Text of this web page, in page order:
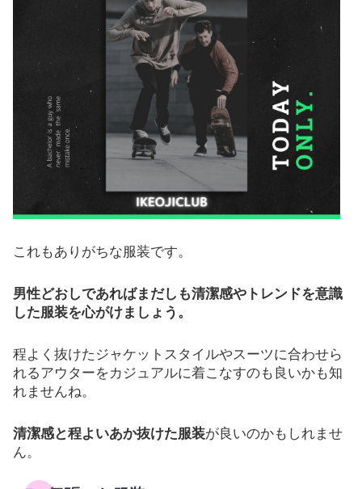
これもありがちな服装です。
男性どおしであればまだしも清潔感やトレンドを意識
した服装を心がけましょう。
程よく抜けたジャケットスタイルやスーツに合わせら
れるアウターをカジュアルに着こなすのも良いかも知
れませんね。
清潔感と程よいあか抜けた服装が良いのかもしれませ
ん。